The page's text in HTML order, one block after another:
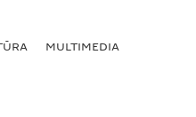
MULTIMEDIA